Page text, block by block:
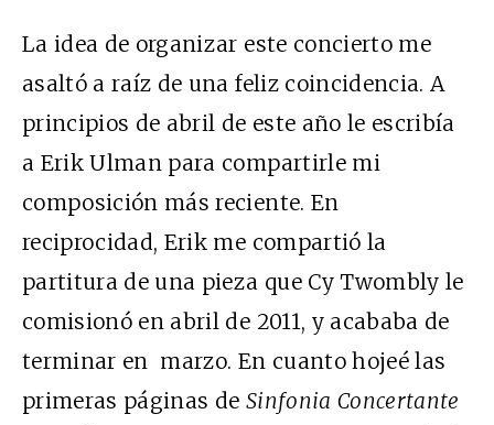
La idea de organizar este concierto me
asaltó a raíz de una feliz coincidencia. A
principios de abril de este año le escribía
a Erik Ulman para compartirle mi
composición más reciente. En
reciprocidad, Erik me compartió la
partitura de una pieza que Cy Twombly le
comisionó en abril de 2011, y acababa de
terminar en marzo. En cuanto hojeé las
primeras páginas de Sinfonia Concertante